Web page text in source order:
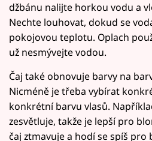
džbánu nalijte horkou vodu a
Nechte louhovat, dokud se
pokojovou teplotu. Oplach
už nesmývejte vodou.
Čaj také obnovuje barvy na
Nicméně je třeba vybírat
konkrétní barvu vlasů.
zesvětluje, takže je lepší pro
čaj ztmavuje a hodí se spíš pro